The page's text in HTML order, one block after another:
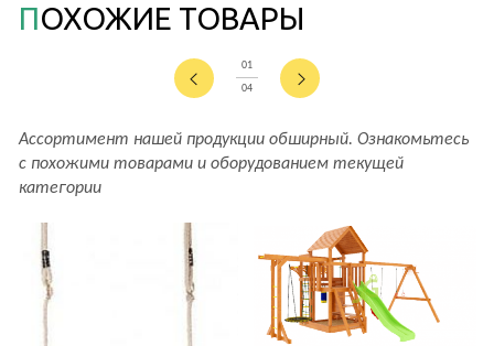
ПОХОЖИЕ ТОВАРЫ
Ассортимент нашей продукции обширный. Ознакомьтесь
с похожими товарами и оборудованием текущей
категории
01
04